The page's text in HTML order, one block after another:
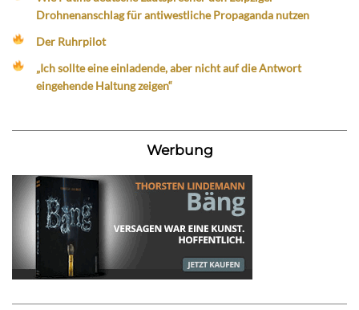
Drohnenanschlag für antiwestliche Propaganda nutzen
Der Ruhrpilot
„Ich sollte eine einladende, aber nicht auf die Antwort
eingehende Haltung zeigen“
Werbung